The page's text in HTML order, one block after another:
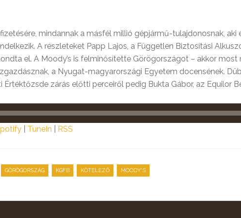
mindannak a másfél millió gépjármű-tulajdonosnak,
A részleteket Papp Lajos, a Független Biztosítási
el. A Moody’s is felminősítette Görögországot – akkor
a Nyugat-magyarországi Egyetem docensének.
Értéktőzsde zárás előtti perceiről pedig Bukta Gábor, az Equilor
TuneIn RSS
GÖRÖGORSZÁG , KGFB , KÖTELEZŐ , MOODY'S